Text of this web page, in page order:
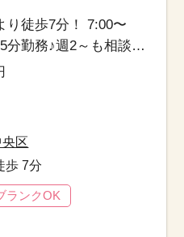
り徒歩7分！ 7:00〜
分勤務♪週2～も相談可
費
区
歩 7分
ランクOK